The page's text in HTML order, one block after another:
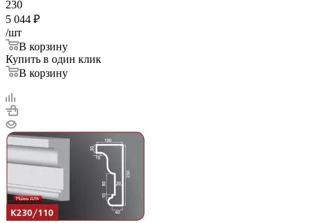
230
5 044 ₽
/шт
В корзину
Купить в один клик
В корзину